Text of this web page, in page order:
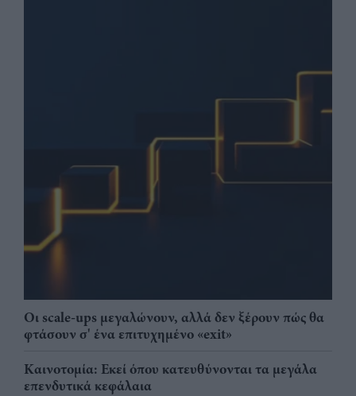
Οι scale-ups μεγαλώνουν, αλλά δεν ξέρουν πώς θα
φτάσουν σ' ένα επιτυχημένο «exit»
Καινοτομία: Εκεί όπου κατευθύνονται τα μεγάλα
επενδυτικά κεφάλαια